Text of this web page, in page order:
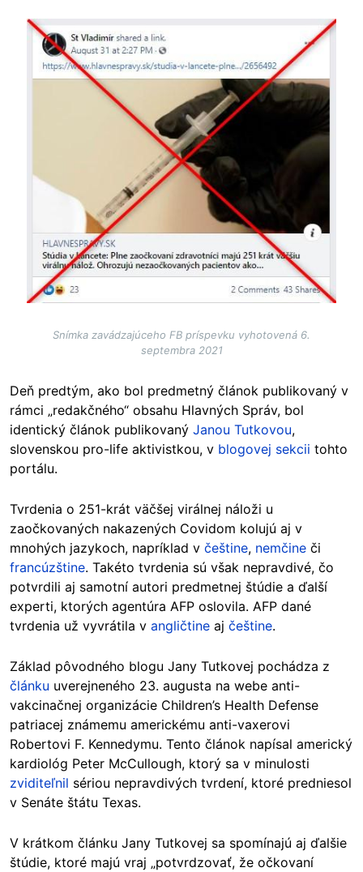
Image
Snímka zavádzajúceho FB príspevku vyhotovená 6.
septembra 2021
Deň predtým, ako bol predmetný článok publikovaný v
rámci „redakčného“ obsahu Hlavných Správ, bol
identický článok publikovaný Janou Tutkovou,
slovenskou pro-life aktivistkou, v blogovej sekcii tohto
portálu.
Tvrdenia o 251-krát väčšej virálnej náloži u
zaočkovaných nakazených Covidom kolujú aj v
mnohých jazykoch, napríklad v češtine, nemčine či
francúzštine. Takéto tvrdenia sú však nepravdivé, čo
potvrdili aj samotní autori predmetnej štúdie a ďalší
experti, ktorých agentúra AFP oslovila. AFP dané
tvrdenia už vyvrátila v angličtine aj češtine.
Základ pôvodného blogu Jany Tutkovej pochádza z
článku uverejneného 23. augusta na webe anti-
vakcinačnej organizácie Children’s Health Defense
patriacej známemu americkému anti-vaxerovi
Robertovi F. Kennedymu. Tento článok napísal americký
kardiológ Peter McCullough, ktorý sa v minulosti
zviditeľnil sériou nepravdivých tvrdení, ktoré predniesol
v Senáte štátu Texas.
V krátkom článku Jany Tutkovej sa spomínajú aj ďalšie
štúdie, ktoré majú vraj „potvrdzovať, že očkovaní